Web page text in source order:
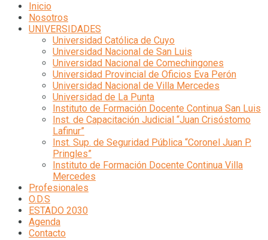
Inicio
Nosotros
UNIVERSIDADES
Universidad Católica de Cuyo
Universidad Nacional de San Luis
Universidad Nacional de Comechingones
Universidad Provincial de Oficios Eva Perón
Universidad Nacional de Villa Mercedes
Universidad de La Punta
Instituto de Formación Docente Continua San Luis
Inst. de Capacitación Judicial “Juan Crisóstomo
Lafinur”
Inst. Sup. de Seguridad Pública “Coronel Juan P.
Pringles”
Instituto de Formación Docente Continua Villa
Mercedes
Profesionales
O.D.S
ESTADO 2030
Agenda
Contacto